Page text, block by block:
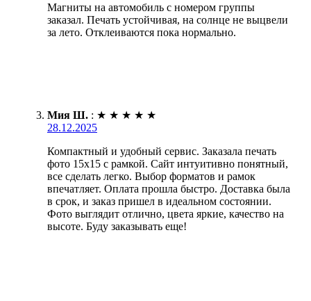
Магниты на автомобиль с номером группы
заказал. Печать устойчивая, на солнце не выцвели
за лето. Отклеиваются пока нормально.
Мия Ш. : ★ ★ ★ ★ ★
28.12.2025
Компактный и удобный сервис. Заказала печать
фото 15х15 с рамкой. Сайт интуитивно понятный,
все сделать легко. Выбор форматов и рамок
впечатляет. Оплата прошла быстро. Доставка была
в срок, и заказ пришел в идеальном состоянии.
Фото выглядит отлично, цвета яркие, качество на
высоте. Буду заказывать еще!